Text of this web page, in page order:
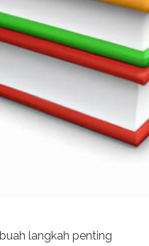
langkah penting